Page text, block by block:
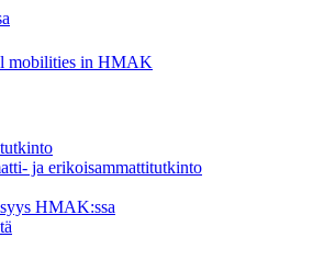
mobilities in HMAK
ja erikoisammattitutkinto
HMAK:ssa